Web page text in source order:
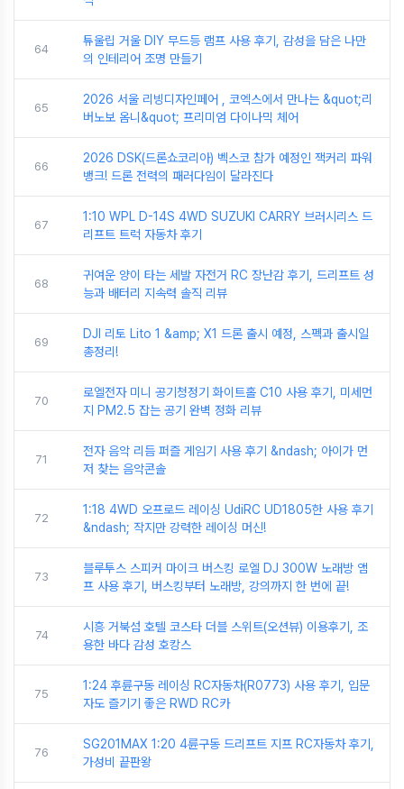
64
튜울립 거울 DIY 무드등 램프 사용 후기, 감성을 담은 나만
의 인테리어 조명 만들기
65
2026 서울 리빙디자인페어 , 코엑스에서 만나는 &quot;리
버노보 옴니&quot; 프리미엄 다이나믹 체어
66
2026 DSK(드론쇼코리아) 벡스코 참가 예정인 잭커리 파워
뱅크! 드론 전력의 패러다임이 달라진다
67
1:10 WPL D-14S 4WD SUZUKI CARRY 브러시리스 드
리프트 트럭 자동차 후기
68
귀여운 양이 타는 세발 자전거 RC 장난감 후기, 드리프트 성
능과 배터리 지속력 솔직 리뷰
69
DJI 리토 Lito 1 &amp; X1 드론 출시 예정, 스펙과 출시일
총정리!
70
로엘전자 미니 공기청정기 화이트홀 C10 사용 후기, 미세먼
지 PM2.5 잡는 공기 완벽 정화 리뷰
71
전자 음악 리듬 퍼즐 게임기 사용 후기 &ndash; 아이가 먼
저 찾는 음악콘솔
72
1:18 4WD 오프로드 레이싱 UdiRC UD1805한 사용 후기
&ndash; 작지만 강력한 레이싱 머신!
73
블루투스 스피커 마이크 버스킹 로엘 DJ 300W 노래방 앰
프 사용 후기, 버스킹부터 노래방, 강의까지 한 번에 끝!
74
시흥 거북섬 호텔 코스타 더블 스위트(오션뷰) 이용후기, 조
용한 바다 감성 호캉스
75
1:24 후륜구동 레이싱 RC자동차(R0773) 사용 후기, 입문
자도 즐기기 좋은 RWD RC카
76
SG201MAX 1:20 4륜구동 드리프트 지프 RC자동차 후기,
가성비 끝판왕